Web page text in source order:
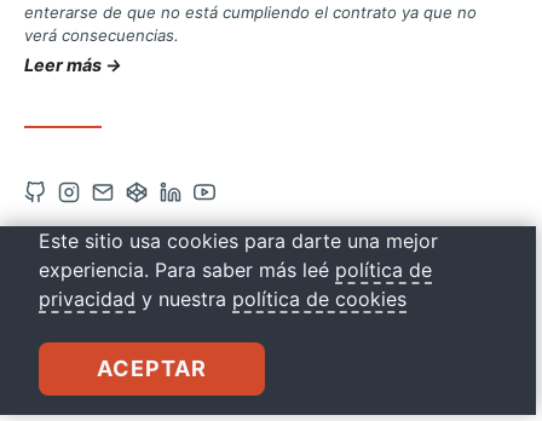
enterarse de que no está cumpliendo el contrato ya que no
verá consecuencias.
Leer más →
Abrir
cuenta
de
Github
en
una
nueva
Abrir
cuenta
de
Instagram
en
Contacto
vía
correo
Abrir
cuenta
de
Codepen
en
una
Abrir
cuenta
de
Linkedin
una
Abrir
cuenta
de
Youtube
una
drkbugs
Este sitio usa cookies para darte una mejor
experiencia. Para saber más leé política de
privacidad y nuestra política de cookies
ACEPTAR